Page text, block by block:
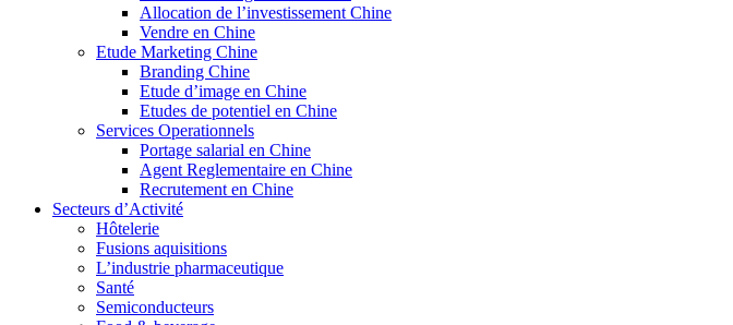
Allocation de l’investissement Chine
Vendre en Chine
Etude Marketing Chine
Branding Chine
Etude d’image en Chine
Etudes de potentiel en Chine
Services Operationnels
Portage salarial en Chine
Agent Reglementaire en Chine
Recrutement en Chine
Secteurs d’Activité
Hôtelerie
Fusions aquisitions
L’industrie pharmaceutique
Santé
Semiconducteurs